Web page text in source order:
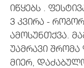
იწყებს .
3 კვირა -
ამოსუნთქვა.
უამრავი შრომა
მიერ,